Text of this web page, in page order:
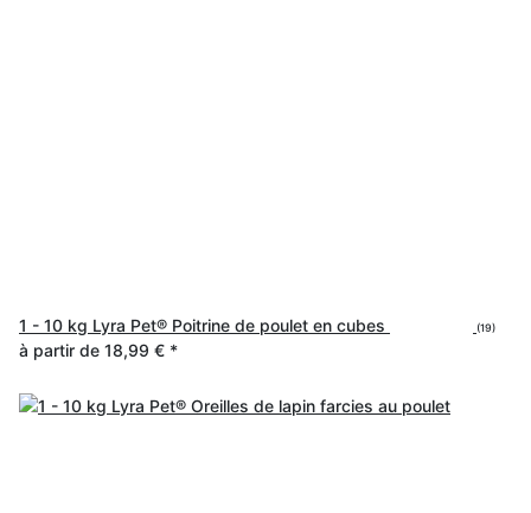
1 - 10 kg Lyra Pet® Poitrine de poulet en cubes (19)
à partir de 18,99 € *